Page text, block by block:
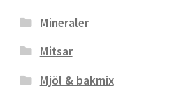
Mineraler
Mitsar
Mjöl & bakmix